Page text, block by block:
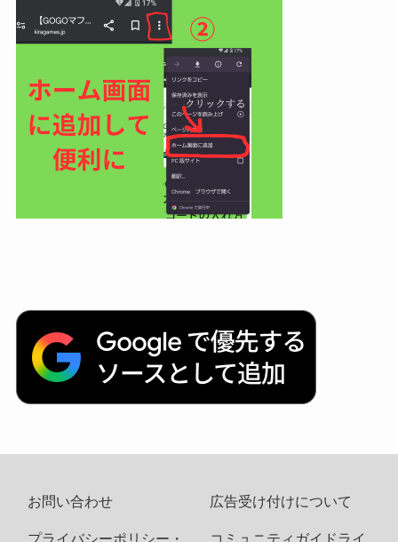
お問い合わせ 広告受け付けについて
プライバシーポリシー・ コミュニティガイドライ